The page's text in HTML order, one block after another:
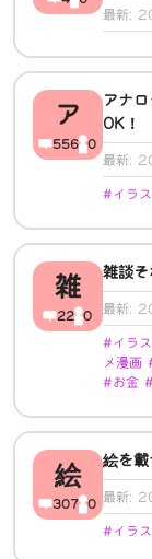
最新:
ア
556 0
アナロ
OK！
最新:
#イラ
雑
22 0
雑談そ
最新:
#イラ
メ漫画
#お金
絵
307 0
絵を載
最新:
#イラ